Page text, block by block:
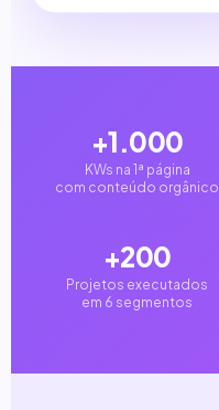
+1.000
KWs na 1ª página
com conteúdo orgânico
+200
Projetos executados
em 6 segmentos